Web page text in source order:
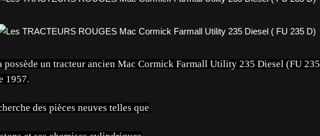
possède un tracteur ancien Mac Cormick Farmall Utility 235 Diesel (FU 235
1957.
des pièces neuves telles que